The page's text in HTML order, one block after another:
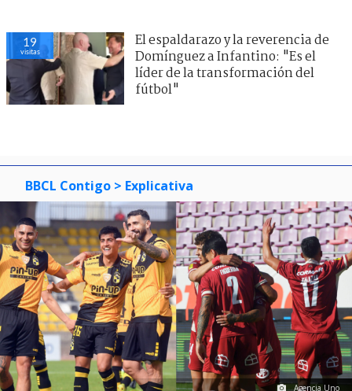
19
visitas
El espaldarazo y la reverencia de
Domínguez a Infantino: "Es el
líder de la transformación del
fútbol"
BBCL Contigo > Explicativa
Agencia Uno